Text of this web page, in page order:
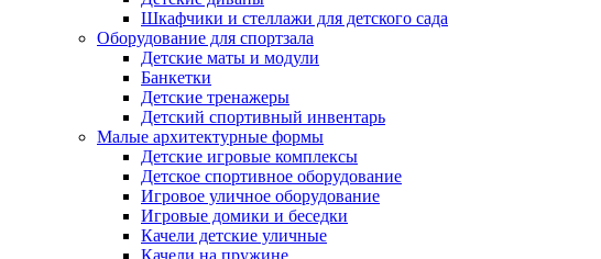
Шкафчики и стеллажи для детского сада
Оборудование для спортзала
Детские маты и модули
Банкетки
Детские тренажеры
Детский спортивный инвентарь
Малые архитектурные формы
Детские игровые комплексы
Детское спортивное оборудование
Игровое уличное оборудование
Игровые домики и беседки
Качели детские уличные
Качели на пружине